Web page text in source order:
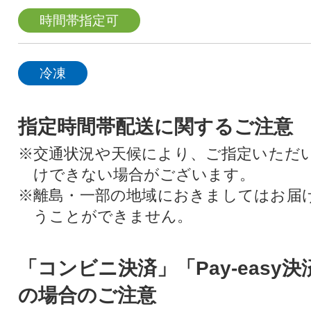
時間帯指定可
冷凍
指定時間帯配送に関するご注意
※交通状況や天候により、ご指定いただ
けできない場合がございます。
※離島・一部の地域におきましてはお届
うことができません。
「コンビニ決済」「Pay-easy決
の場合のご注意